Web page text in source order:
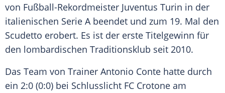
von Fußball-Rekordmeister Juventus Turin in der
italienischen Serie Abeendet und zum 19. Mal den
Scudetto erobert. Es ist der erste Titelgewinn für
den lombardischen Traditionsklub seit 2010.
Das Team von Trainer Antonio Conte hatte durch
ein 2:0 (0:0) bei Schlusslicht FC Crotone am